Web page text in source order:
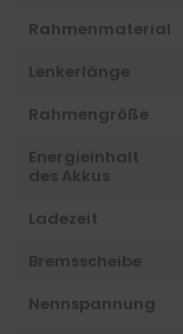
Rahmenmaterial
Lenkerlänge
Rahmengröße
Energieinhalt
des Akkus
Ladezeit
Bremsscheibe
Nennspannung